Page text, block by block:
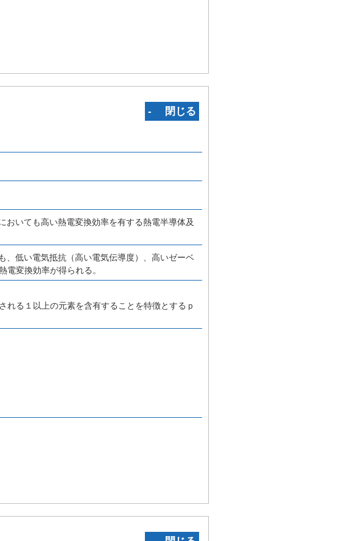
‐ 閉じる
いても高い熱電変換効率を有する熱電半導体及
低い電気抵抗（高い電気伝導度）、高いゼーベ
電変換効率が得られる。
れる１以上の元素を含有することを特徴とするｐ